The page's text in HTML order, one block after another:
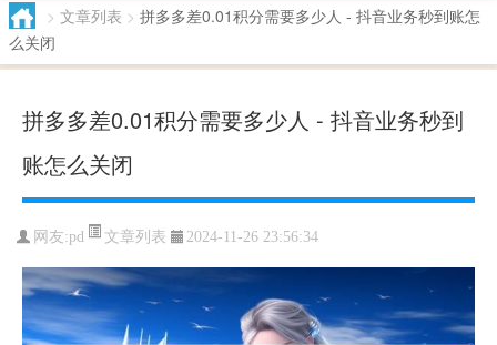
> 文章列表 > 拼多多差0.01积分需要多少人 - 抖音业务秒到账怎
么关闭
拼多多差0.01积分需要多少人 - 抖音业务秒到
账怎么关闭
网友:pd 文章列表 2024-11-26 23:56:34